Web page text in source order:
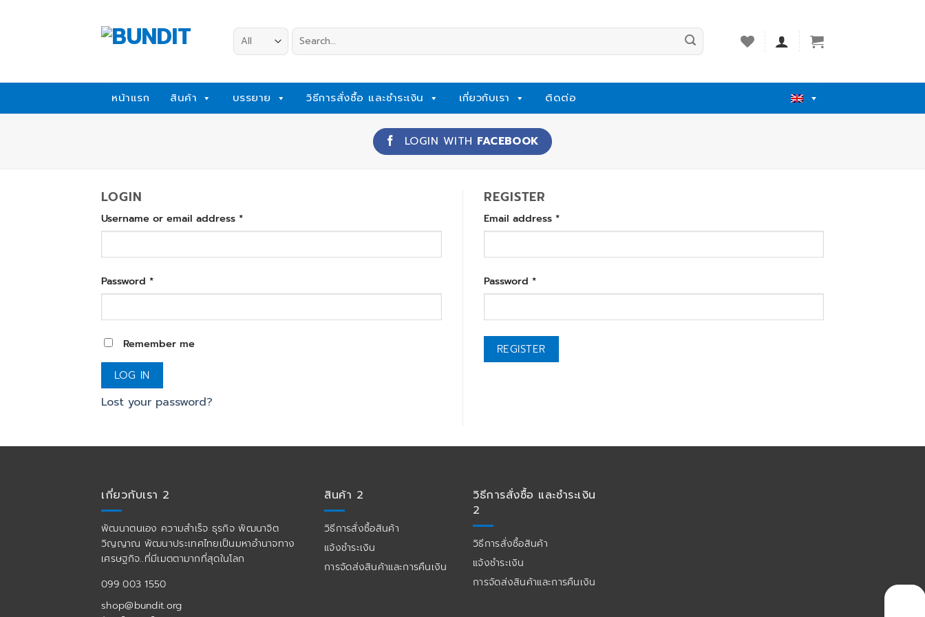
Search
for:
หน้าแรก สินค้า บรรยาย วิธีการสั่งซื้อ และชำระเงิน เกี่ยวกับเรา ติดต่อ
LOGIN WITH FACEBOOK
LOGIN
Username or email address *
Password *
Remember me
LOG IN
Lost your password?
REGISTER
Email address *
Password *
REGISTER
เกี่ยวกับเรา 2
พัฒนาตนเอง ความสำเร็จ ธุรกิจ พัฒนาจิต
วิญญาณ พัฒนาประเทศไทยเป็นมหาอำนาจทาง
เศรษฐกิจ..ที่มีเมตตามากที่สุดในโลก
099 003 1550
shop@bundit.org
สินค้า 2
วิธีการสั่งซื้อสินค้า
แจ้งชำระเงิน
การจัดส่งสินค้าและการคืนเงิน
วิธีการสั่งซื้อ และชำระเงิน
2
วิธีการสั่งซื้อสินค้า
แจ้งชำระเงิน
การจัดส่งสินค้าและการคืนเงิน